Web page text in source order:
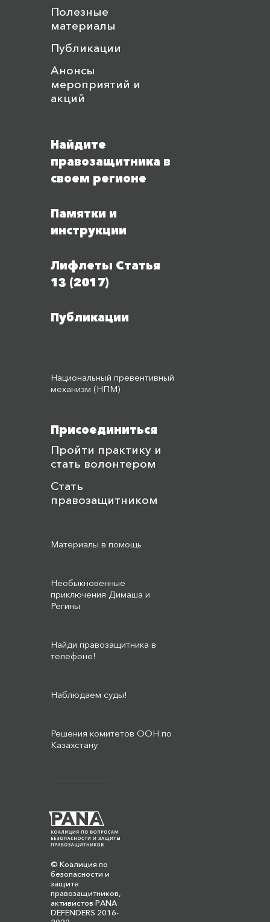
© Коалиция по
безопасности и
защите
правозащитников,
активистов PANA
DEFENDERS 2016-
Полезные
материалы
Публикации
Анонсы
мероприятий и
акций
Найдите
правозащитника в
своем регионе
Памятки и
инструкции
Лифлеты Статья
13 (2017)
Публикации
Национальный превентивный
механизм (НПМ)
Присоединиться
Пройти практику и
стать волонтером
Стать
правозащитником
Материалы в помощь
Необыкновенные
приключения Димаша и
Регины
Найди правозащитника в
телефоне!
Наблюдаем суды!
Решения комитетов ООН по
Казахстану